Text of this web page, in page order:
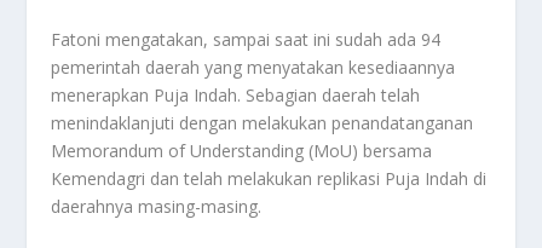
Fatoni mengatakan, sampai saat ini sudah ada 94
pemerintah daerah yang menyatakan kesediaannya
menerapkan Puja Indah. Sebagian daerah telah
menindaklanjuti dengan melakukan penandatanganan
Memorandum of Understanding (MoU) bersama
Kemendagri dan telah melakukan replikasi Puja Indah di
daerahnya masing-masing.